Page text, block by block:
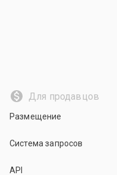
Для продавцов
Размещение
Система запросов
API